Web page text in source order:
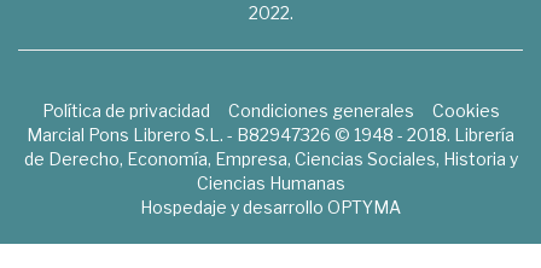
2022.
Política de privacidad Condiciones generales
Cookies
Marcial Pons Librero S.L. - B82947326 © 1948 - 2018. Librería
de Derecho, Economía, Empresa, Ciencias Sociales, Historia y
Ciencias Humanas
Hospedaje y desarrollo OPTYMA